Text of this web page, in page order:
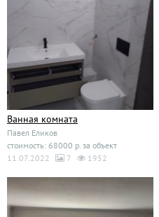
Ванная комната
Павел Еликов
стоимость: 68000 р. за объект
11.07.2022
7 1952